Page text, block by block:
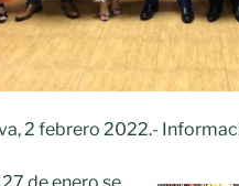
2 febrero 2022.-